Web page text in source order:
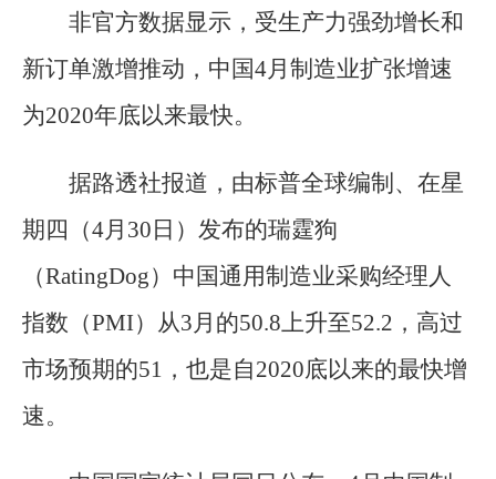
非官方数据显示，受生产力强劲增长和
新订单激增推动，中国4月制造业扩张增速
为2020年底以来最快。
据路透社报道，由标普全球编制、在星
期四（4月30日）发布的瑞霆狗
（RatingDog）中国通用制造业采购经理人
指数（PMI）从3月的50.8上升至52.2，高过
市场预期的51，也是自2020底以来的最快增
速。